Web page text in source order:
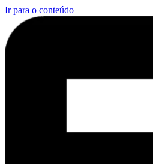
Ir para o conteúdo